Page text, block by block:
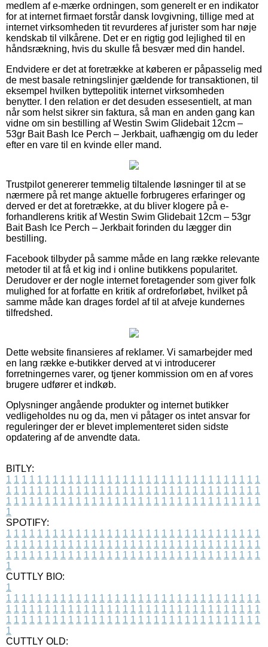
medlem af e-mærke ordningen, som generelt er en indikator
for at internet firmaet forstår dansk lovgivning, tillige med at
internet virksomheden tit revurderes af jurister som har nøje
kendskab til vilkårene. Det er en rigtig god lejlighed til en
håndsrækning, hvis du skulle få besvær med din handel.
Endvidere er det at foretrække at køberen er påpasselig med
de mest basale retningslinjer gældende for transaktionen, til
eksempel hvilken byttepolitik internet virksomheden
benytter. I den relation er det desuden essesentielt, at man
når som helst sikrer sin faktura, så man en anden gang kan
vidne om sin bestilling af Westin Swim Glidebait 12cm –
53gr Bait Bash Ice Perch – Jerkbait, uafhængig om du leder
efter en vare til en kvinde eller mand.
Trustpilot genererer temmelig tiltalende løsninger til at se
nærmere på ret mange aktuelle forbrugeres erfaringer og
derved er det at foretrække, at du bliver klogere på e-
forhandlerens kritik af Westin Swim Glidebait 12cm – 53gr
Bait Bash Ice Perch – Jerkbait forinden du lægger din
bestilling.
Facebook tilbyder på samme måde en lang række relevante
metoder til at få et kig ind i online butikkens popularitet.
Derudover er der nogle internet foretagender som giver folk
mulighed for at forfatte en kritik af ordreforløbet, hvilket på
samme måde kan drages fordel af til at afveje kundernes
tilfredshed.
Dette website finansieres af reklamer. Vi samarbejder med
en lang række e-butikker derved at vi introducerer
forretningernes varer, og tjener kommission om en af vores
brugere udfører et indkøb.
Oplysninger angående produkter og internet butikker
vedligeholdes nu og da, men vi påtager os intet ansvar for
reguleringer der er blevet implementeret siden sidste
opdatering af de anvendte data.
BITLY:
1 1 1 1 1 1 1 1 1 1 1 1 1 1 1 1 1 1 1 1 1 1 1 1 1 1 1 1 1 1 1 1 1
1 1 1 1 1 1 1 1 1 1 1 1 1 1 1 1 1 1 1 1 1 1 1 1 1 1 1 1 1 1 1 1 1
1 1 1 1 1 1 1 1 1 1 1 1 1 1 1 1 1 1 1 1 1 1 1 1 1 1 1 1 1 1 1 1 1
1
SPOTIFY:
1 1 1 1 1 1 1 1 1 1 1 1 1 1 1 1 1 1 1 1 1 1 1 1 1 1 1 1 1 1 1 1 1
1 1 1 1 1 1 1 1 1 1 1 1 1 1 1 1 1 1 1 1 1 1 1 1 1 1 1 1 1 1 1 1 1
1 1 1 1 1 1 1 1 1 1 1 1 1 1 1 1 1 1 1 1 1 1 1 1 1 1 1 1 1 1 1 1 1
1
CUTTLY BIO:
1
1 1 1 1 1 1 1 1 1 1 1 1 1 1 1 1 1 1 1 1 1 1 1 1 1 1 1 1 1 1 1 1 1
1 1 1 1 1 1 1 1 1 1 1 1 1 1 1 1 1 1 1 1 1 1 1 1 1 1 1 1 1 1 1 1 1
1 1 1 1 1 1 1 1 1 1 1 1 1 1 1 1 1 1 1 1 1 1 1 1 1 1 1 1 1 1 1 1 1
1
CUTTLY OLD: